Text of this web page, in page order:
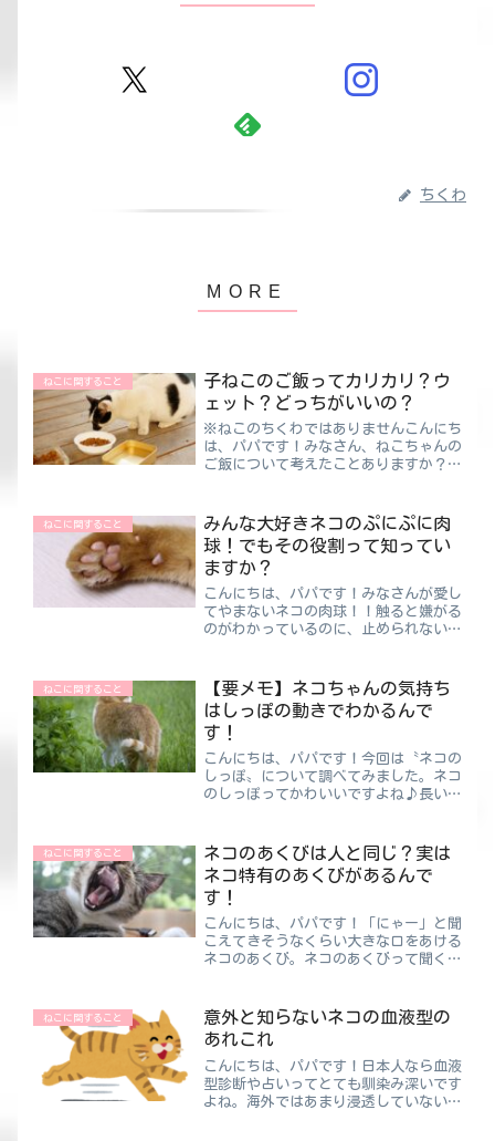
ちくわ
ねこに関すること
子ねこのご飯ってカリカリ？ウ
ェット？どっちがいいの？
※ねこのちくわではありませんこんにち
は、パパです！みなさん、ねこちゃんの
ご飯について考えたことありますか？大
て一体どれが最適なのか？今回は特に子
ねこちゃんのご飯について考...
ねこに関すること
みんな大好きネコのぷにぷに肉
球！でもその役割って知ってい
ますか？
こんにちは、パパです！みなさんが愛し
てやまないネコの肉球！！触ると嫌がる
のがわかっているのに、止められない衝
と家猫を比べても、硬い・熱い・冷たい
環境にいる外猫の方が硬い...
ねこに関すること
【要メモ】ネコちゃんの気持ち
はしっぽの動きでわかるんで
す！
こんにちは、パパです！今回は〝ネコの
しっぽ〟について調べてみました。ネコ
のしっぽってかわいいですよね♪長いも
様々な感情を表現しています。どういう
感情のときに、どのように動...
ねこに関すること
ネコのあくびは人と同じ？実は
ネコ特有のあくびがあるんで
す！
こんにちは、パパです！「にゃー」と聞
こえてきそうなくらい大きな口をあける
ネコのあくび。ネコのあくびって聞く
って人とは違う役割を持っているので
す。今回はかわいくて気分屋な...
ねこに関すること
意外と知らないネコの血液型の
あれこれ
こんにちは、パパです！日本人なら血液
型診断や占いってとても馴染み深いです
よね。海外ではあまり浸透していないよ